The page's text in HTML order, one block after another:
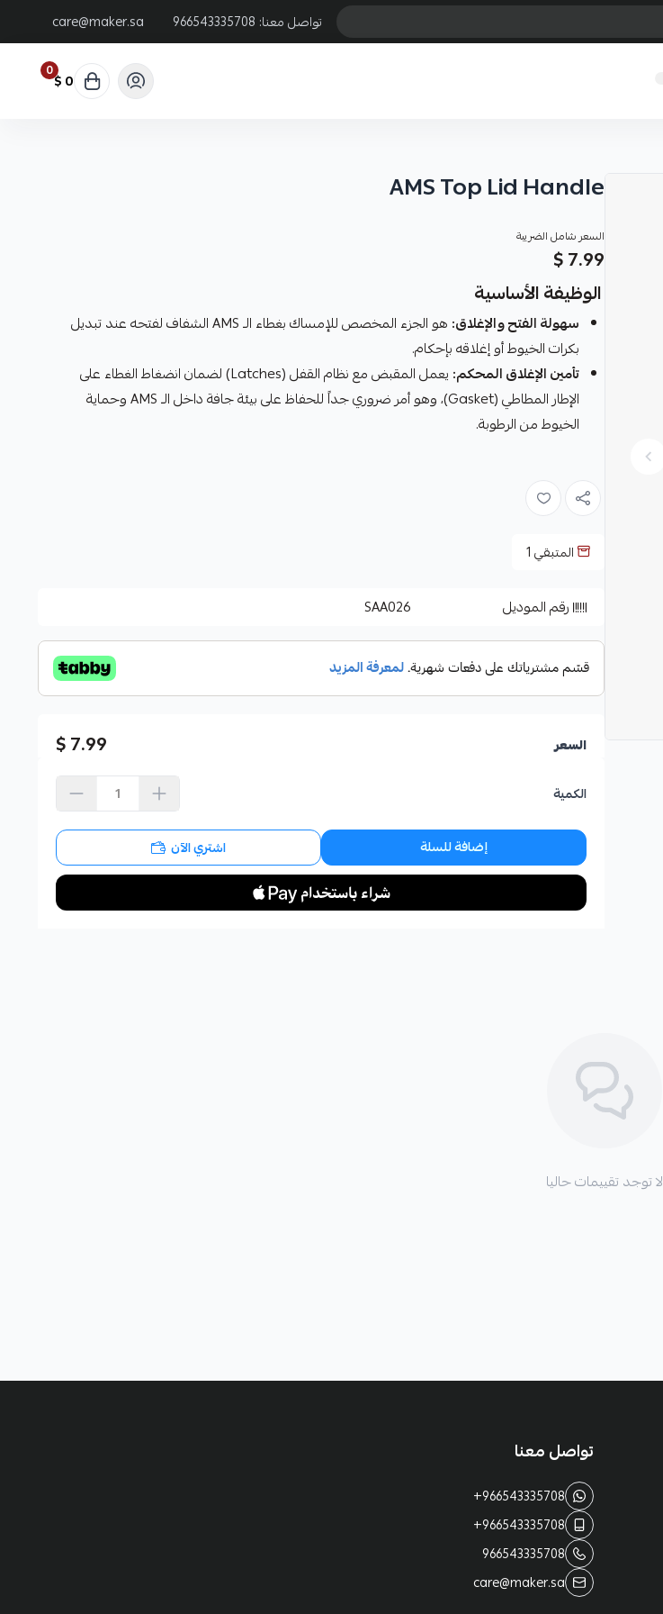
تواصل معنا: 966543335708
care@maker.sa
0 0 $
AMS Top Lid Handle
السعر شامل الضريبة
7.99 $
الوظيفة الأساسية
سهولة الفتح والإغلاق:
هو الجزء المخصص للإمساك بغطاء الـ AMS الشفاف لفتحه عند تبديل
بكرات الخيوط أو إغلاقه بإحكام.
تأمين الإغلاق المحكم:
يعمل المقبض مع نظام القفل (Latches) لضمان انضغاط الغطاء على
الإطار المطاطي (Gasket)، وهو أمر ضروري جداً للحفاظ على بيئة جافة داخل الـ AMS وحماية
الخيوط من الرطوبة.
المتبقي1
رقم الموديل SAA026
السعر 7.99 $
الكمية
إضافة للسلة اشتري الآن
لا توجد تقييمات حاليا
تواصل معنا
+966543335708
+966543335708
966543335708
care@maker.sa